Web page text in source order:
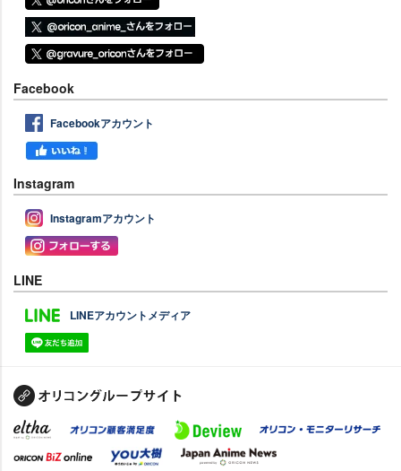
Facebook
Facebookアカウント
Instagram
Instagramアカウント
LINE
LINEアカウントメディア